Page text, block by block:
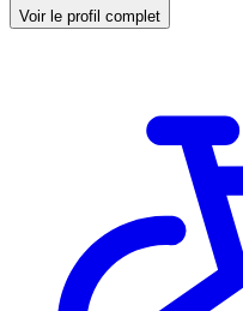
Voir le profil complet